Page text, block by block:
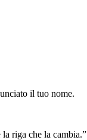
il tuo nome.
riga che la cambia.”